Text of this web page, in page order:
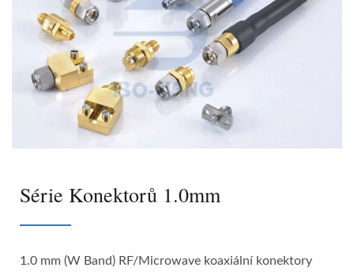
Série Konektorů 1.0mm
1.0 mm (W Band) RF/Microwave koaxiální konektory